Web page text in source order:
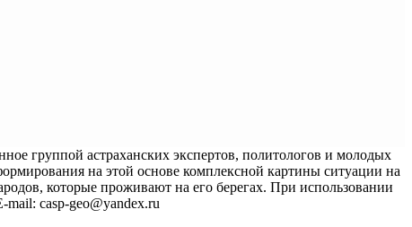
группой астраханских экспертов, политологов и молодых
на этой основе комплексной картины ситуации на
которые проживают на его берегах. При использовании
mail: casp-geo@yandex.ru